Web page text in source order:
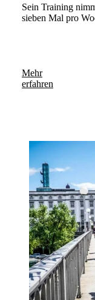
Sein Training
sieben Mal pro
Mehr
erfahren